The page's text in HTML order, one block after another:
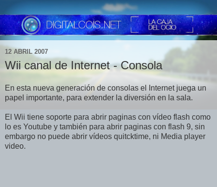
12 ABRIL 2007
Wii canal de Internet - Consola
En esta nueva generación de consolas el Internet juega un
papel importante, para extender la diversión en la sala.
El Wii tiene soporte para abrir paginas con vídeo flash como
lo es Youtube y también para abrir paginas con flash 9, sin
embargo no puede abrir vídeos quitcktime, ni Media player
video.